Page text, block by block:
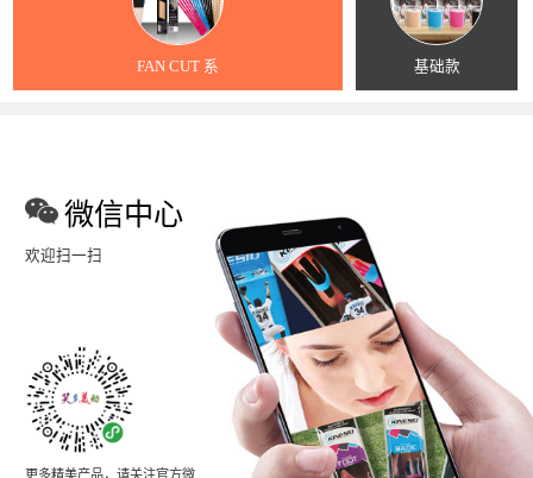
FAN CUT 系 基础款
微信中心
欢迎扫一扫
更多精美产品，请关注官方微